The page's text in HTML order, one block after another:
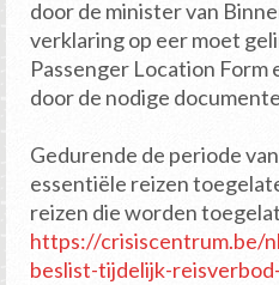
door de minister van
verklaring op eer moet
Passenger Location
door de nodige
Gedurende de periode
essentiële reizen
reizen die worden
https://crisiscentrum.be/
beslist-tijdelijk-